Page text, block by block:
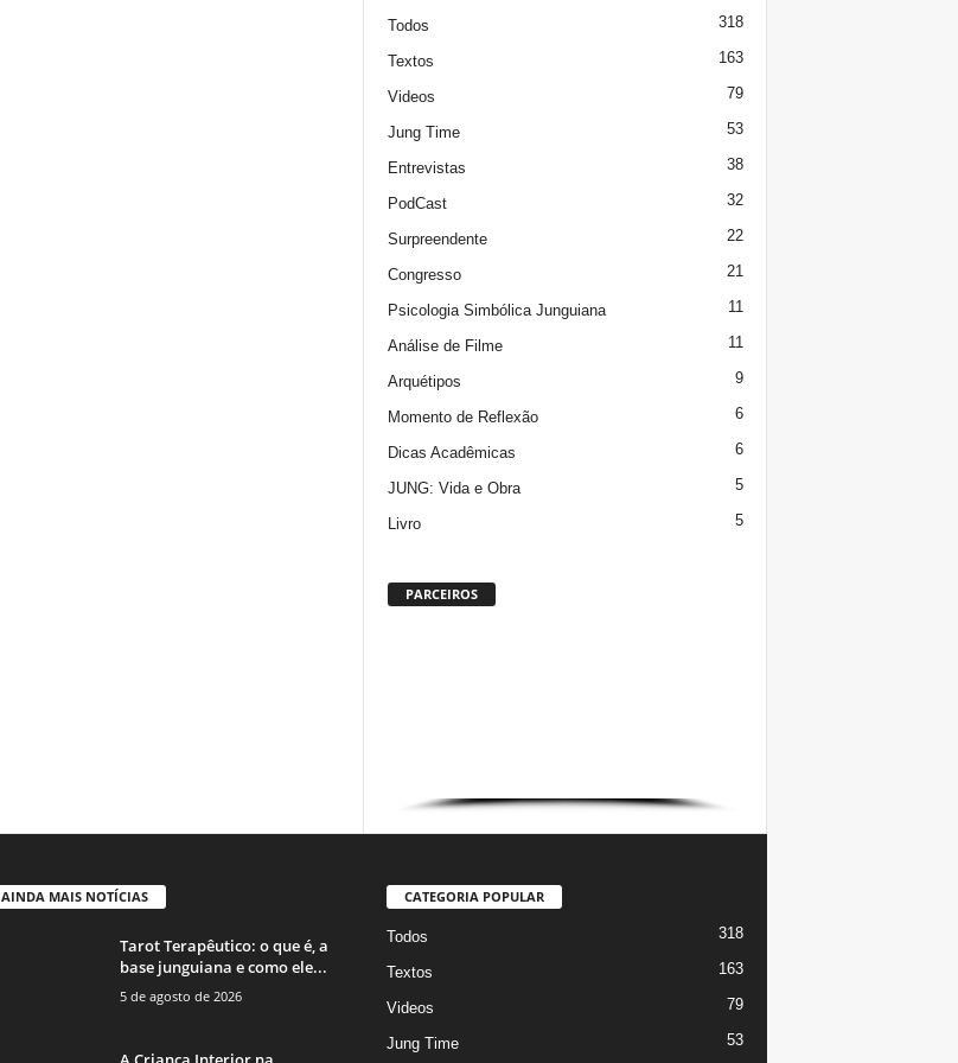
Todos 318
Textos 163
Videos 79
Jung Time 53
Entrevistas 38
PodCast 32
Surpreendente 22
Congresso 21
Psicologia Simbólica Junguiana 11
Análise de Filme 11
Arquétipos 9
Momento de Reflexão 6
Dicas Acadêmicas 6
JUNG: Vida e Obra 5
Livro 5
PARCEIROS
AINDA MAIS NOTÍCIAS
Tarot Terapêutico: o que é, a
base junguiana e como ele...
5 de agosto de 2026
CATEGORIA POPULAR
Todos 318
Textos 163
Videos 79
Jung Time 53